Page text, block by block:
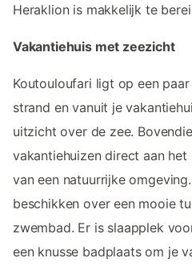
Heraklion is makkelijk te
Vakantiehuis met zeezicht
Koutouloufari ligt op een
strand en vanuit je
uitzicht over de zee.
vakantiehuizen direct aan
van een natuurrijke
beschikken over een mooie
zwembad. Er is slaapplek
een knusse badplaats om je